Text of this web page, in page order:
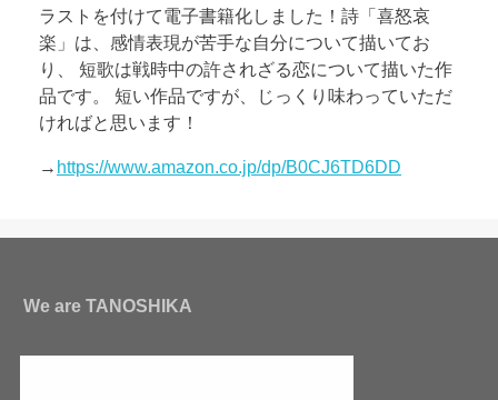
ラストを付けて電子書籍化しました！詩「喜怒哀
楽」は、感情表現が苦手な自分について描いてお
り、 短歌は戦時中の許されざる恋について描いた作
品です。 短い作品ですが、じっくり味わっていただ
ければと思います！
→ https://www.amazon.co.jp/dp/B0CJ6TD6DD
We are TANOSHIKA